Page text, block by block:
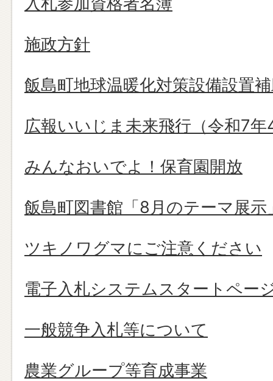
施政方針
飯島町地球温暖化対策設備設置
広報いいじま未来飛行（令和7年
みんなおいでよ！保育園開放
飯島町図書館「8月のテーマ展示
ツキノワグマにご注意ください
電子入札システムスタートペー
一般競争入札等について
農業グループ等育成事業